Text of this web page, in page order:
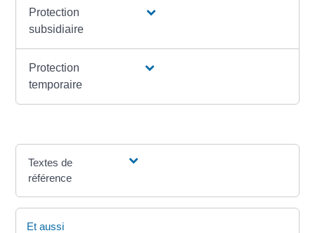
Protection
subsidiaire
Protection
temporaire
Textes de
référence
Et aussi